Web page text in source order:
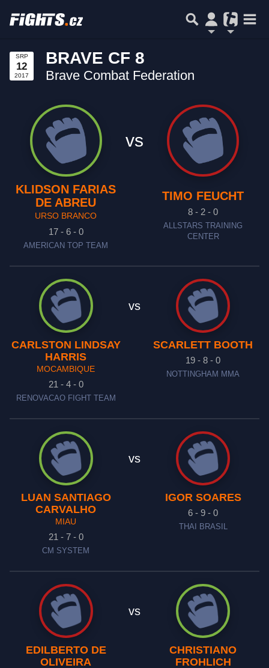
SRP
12
2017
BRAVE CF 8
Brave Combat Federation
KLIDSON FARIAS
DE ABREU
URSO BRANCO
17 - 6 - 0
AMERICAN TOP TEAM
vs
TIMO FEUCHT
8 - 2 - 0
ALLSTARS TRAINING
CENTER
CARLSTON LINDSAY
HARRIS
MOCAMBIQUE
21 - 4 - 0
RENOVACAO FIGHT TEAM
vs
SCARLETT BOOTH
19 - 8 - 0
NOTTINGHAM MMA
LUAN SANTIAGO
CARVALHO
MIAU
21 - 7 - 0
CM SYSTEM
vs
IGOR SOARES
6 - 9 - 0
THAI BRASIL
EDILBERTO DE
OLIVEIRA
vs
CHRISTIANO
FROHLICH